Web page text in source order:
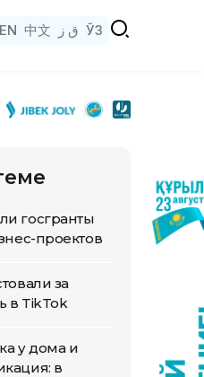
EN 中文 ق ز ЎЗ
госгранты
проектов
за
в TikTok
у дома и
в